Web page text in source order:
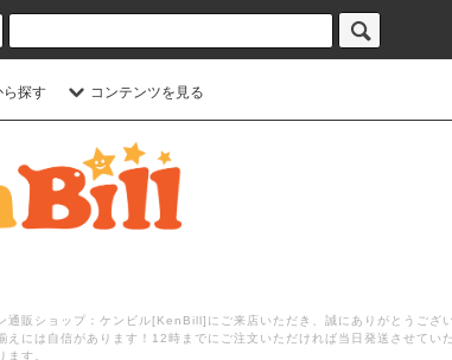
ら探す コンテンツを見る
通販ショップ：ケンビル[KenBill]にご来店いただき、誠にありがとうご
えには自信があります！12時までにご注文いただければ当日発送させて
ます。